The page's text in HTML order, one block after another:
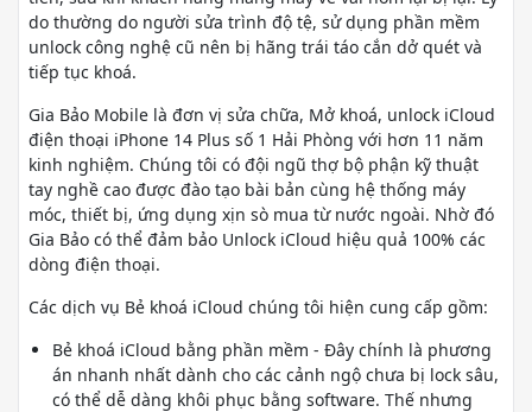
do thường do người sửa trình độ tệ, sử dụng phần mềm
unlock công nghệ cũ nên bị hãng trái táo cắn dở quét và
tiếp tục khoá.
Gia Bảo Mobile là đơn vị sửa chữa, Mở khoá, unlock iCloud
điện thoại iPhone 14 Plus số 1 Hải Phòng với hơn 11 năm
kinh nghiệm. Chúng tôi có đội ngũ thợ bộ phận kỹ thuật
tay nghề cao được đào tạo bài bản cùng hệ thống máy
móc, thiết bị, ứng dụng xịn sò mua từ nước ngoài. Nhờ đó
Gia Bảo có thể đảm bảo Unlock iCloud hiệu quả 100% các
dòng điện thoại.
Các dịch vụ Bẻ khoá iCloud chúng tôi hiện cung cấp gồm:
Bẻ khoá iCloud bằng phần mềm - Đây chính là phương
án nhanh nhất dành cho các cảnh ngộ chưa bị lock sâu,
có thể dễ dàng khôi phục bằng software. Thế nhưng